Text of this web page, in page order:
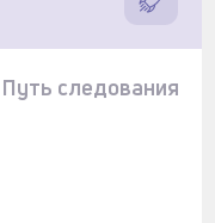
Путь следования